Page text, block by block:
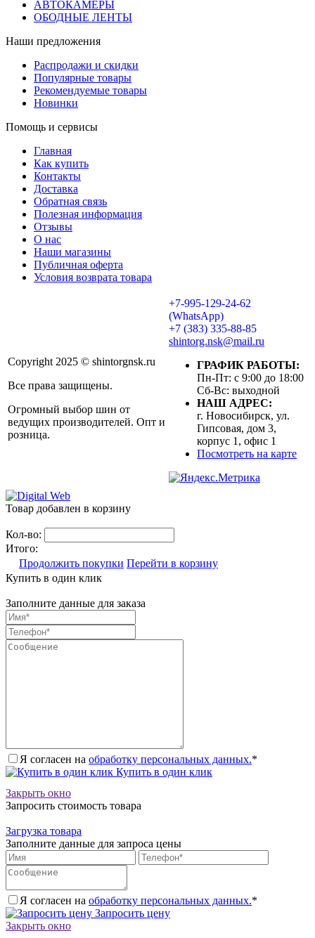
АВТОКАМЕРЫ
ОБОДНЫЕ ЛЕНТЫ
Наши предложения
Распродажи и скидки
Популярные товары
Рекомендуемые товары
Новинки
Помощь и сервисы
Главная
Как купить
Контакты
Доставка
Обратная связь
Полезная информация
Отзывы
О нас
Наши магазины
Публичная оферта
Условия возврата товара
Copyright 2025 © shintorgnsk.ru
Все права защищены.
Огромный выбор шин от
ведущих производителей. Опт и
розница.
+7-995-129-24-62
(WhatsApp)
+7 (383) 335-88-85
shintorg.nsk@mail.ru
ГРАФИК РАБОТЫ:
Пн-Пт: с 9:00 до 18:00
Сб-Вс: выходной
НАШ АДРЕС:
г. Новосибирск, ул.
Гипсовая, дом 3,
корпус 1, офис 1
Посмотреть на карте
Товар добавлен в корзину
Кол-во:
Итого:
Продолжить покупки Перейти в корзину
Купить в один клик
Заполните данные для заказа
Я согласен на обработку персональных данных.*
Купить в один клик
Закрыть окно
Запросить стоимость товара
Загрузка товара
Заполните данные для запроса цены
Я согласен на обработку персональных данных.*
Запросить цену
Закрыть окно